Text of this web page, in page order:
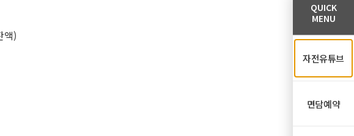
액)
QUICK
MENU
자전유튜브
면담예약